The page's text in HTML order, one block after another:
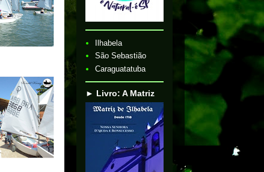
Ilhabela
São Sebastião
Caraguatatuba
► Livro: A Matriz